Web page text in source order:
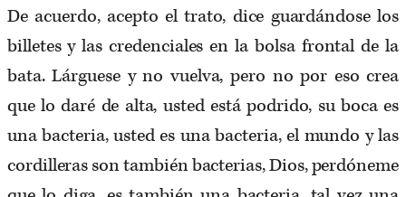
De acuerdo, acepto el trato, dice guardándose los
billetes y las credenciales en la bolsa frontal de la
bata. Lárguese y no vuelva, pero no por eso crea
que lo daré de alta, usted está podrido, su boca es
una bacteria, usted es una bacteria, el mundo y las
cordilleras son también bacterias, Dios, perdóneme